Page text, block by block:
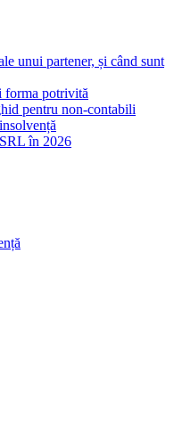
unui partener, și când sunt
forma potrivită
pentru non-contabili
în 2026